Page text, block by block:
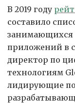
В 2019 году
составило
занимающихся
приложений в
директор по
технологиям
лидирующие